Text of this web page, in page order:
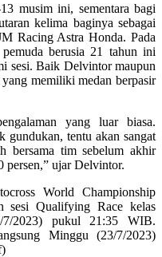
musim ini, sementara bagi
kelima baginya sebagai
Racing Astra Honda. Pada
berusia 21 tahun ini
sesi. Baik Delvintor maupun
memiliki medan berpasir
yang luar biasa.
gundukan, tentu akan sangat
bersama tim sebelum akhir
persen,” ujar Delvintor.
World Championship
sesi Qualifying Race kelas
2023) pukul 21:35 WIB.
Minggu (23/7/2023)